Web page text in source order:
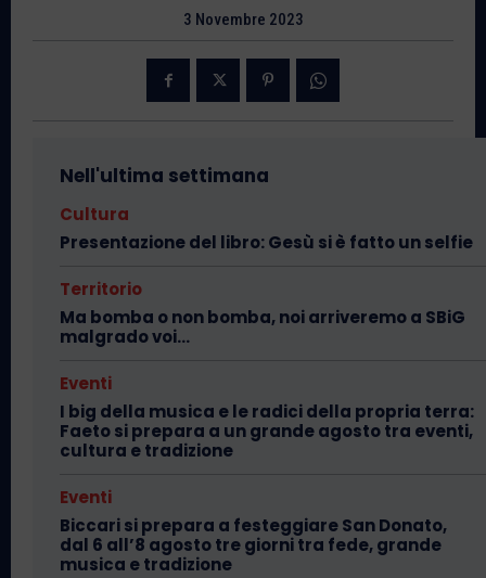
3 Novembre 2023
Nell'ultima settimana
Cultura
Presentazione del libro: Gesù si è fatto un selfie
Territorio
Ma bomba o non bomba, noi arriveremo a SBiG
malgrado voi…
Eventi
I big della musica e le radici della propria terra:
Faeto si prepara a un grande agosto tra eventi,
cultura e tradizione
Eventi
Biccari si prepara a festeggiare San Donato,
dal 6 all’8 agosto tre giorni tra fede, grande
musica e tradizione